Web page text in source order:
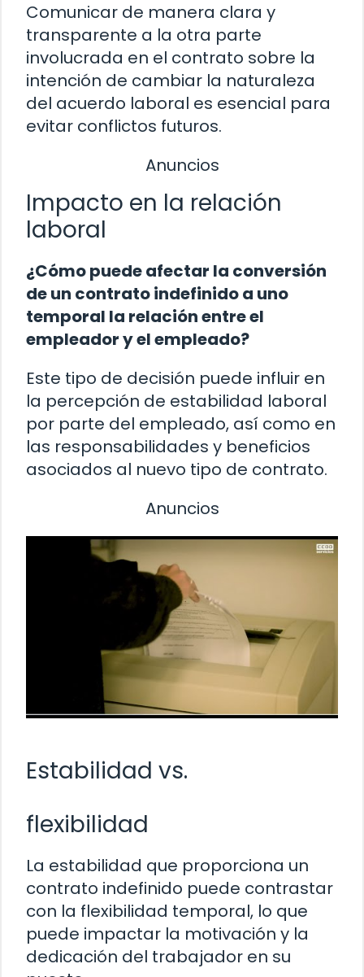
Comunicar de manera clara y
transparente a la otra parte
involucrada en el contrato sobre la
intención de cambiar la naturaleza
del acuerdo laboral es esencial para
evitar conflictos futuros.
Anuncios
Impacto en la relación
laboral
¿Cómo puede afectar la conversión
de un contrato indefinido a uno
temporal la relación entre el
empleador y el empleado?
Este tipo de decisión puede influir en
la percepción de estabilidad laboral
por parte del empleado, así como en
las responsabilidades y beneficios
asociados al nuevo tipo de contrato.
Anuncios
Estabilidad vs.
flexibilidad
La estabilidad que proporciona un
contrato indefinido puede contrastar
con la flexibilidad temporal, lo que
puede impactar la motivación y la
dedicación del trabajador en su